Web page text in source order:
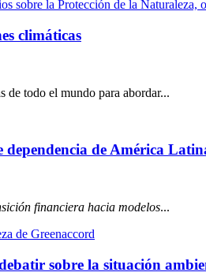
climáticas
de todo el mundo para abordar...
dependencia de América
financiera hacia modelos...
sobre la situación